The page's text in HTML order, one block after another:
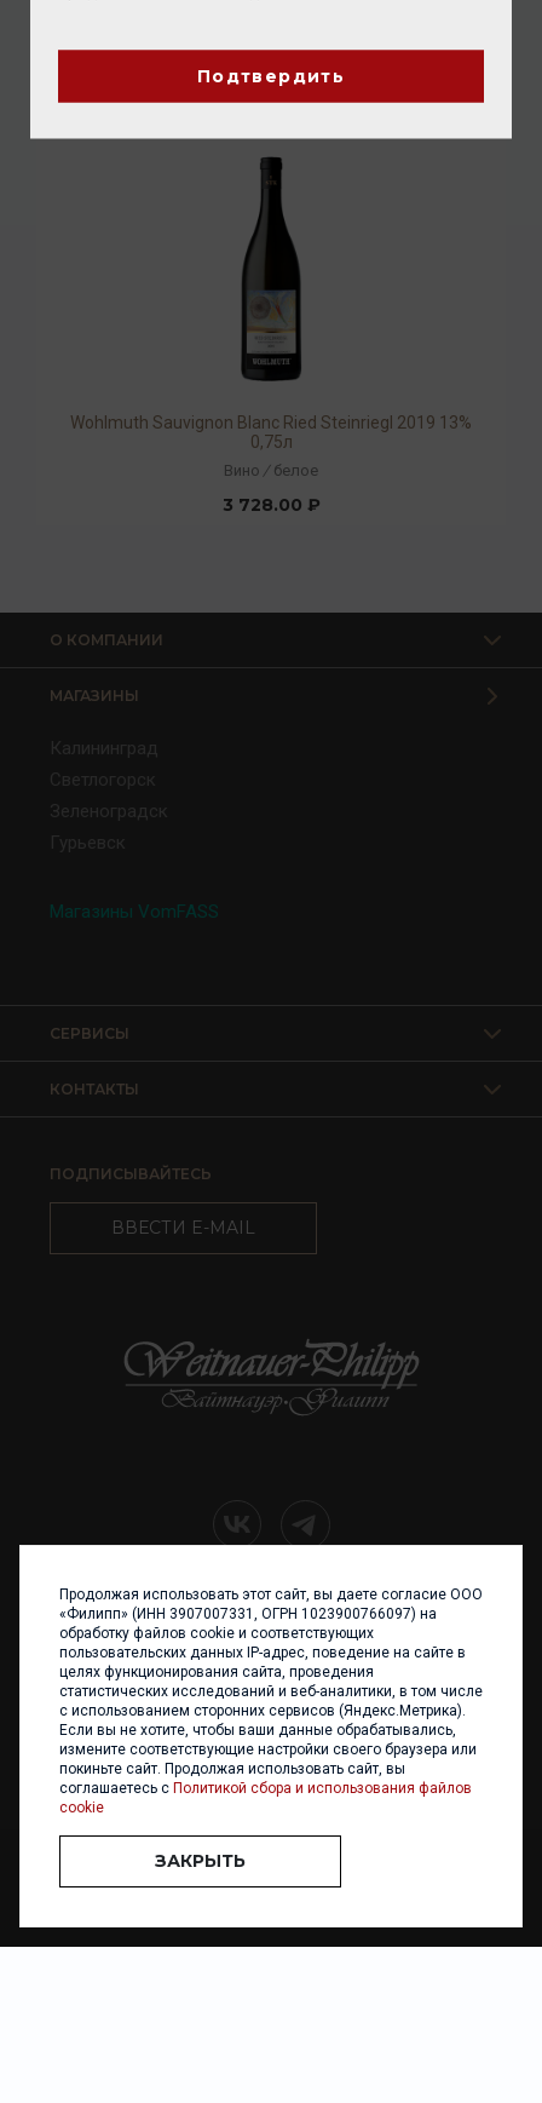
3 728.00 ₽
Wohlmuth Sauvignon Blanc Ried Steinriegl 2019 13%
0,75л
Вино / белое
3 728.00 ₽
О КОМПАНИИ
МАГАЗИНЫ
Калининград
Светлогорск
Зеленоградск
Гурьевск
Магазины VomFASS
КОНТАКТЫ
СЕРВИСЫ
ПОДПИСЫВАЙТЕСЬ
ВВЕСТИ E-MAIL
+7 (4012) 960 898
236017 Калининград,
ул. Каштановая аллея, 47
Телефон: +7 4012 960 898,
+7 4012 960 856
Написать нам
ООО «ФИЛИПП» © 2013 - 2026. Все права защищены
Разработка и
Подтвердить
Продолжая использовать этот сайт, вы даете согласие ООО
«Филипп» (ИНН 3907007331, ОГРН 1023900766097) на
обработку файлов cookie и соответствующих
пользовательских данных IP-адрес, поведение на сайте в
целях функционирования сайта, проведения
статистических исследований и веб-аналитики, в том числе
с использованием сторонних сервисов (Яндекс.Метрика).
Если вы не хотите, чтобы ваши данные обрабатывались,
измените соответствующие настройки своего браузера или
покиньте сайт. Продолжая использовать сайт, вы
соглашаетесь с Политикой сбора и использования файлов
cookie
ЗАКРЫТЬ